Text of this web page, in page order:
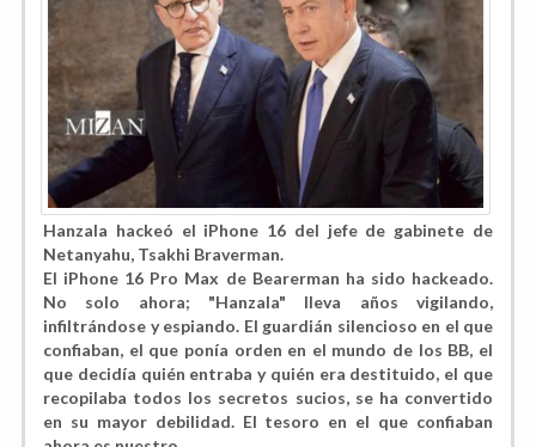
Hanzala hackeó el iPhone 16 del jefe de gabinete de
Netanyahu, Tsakhi Braverman.
El iPhone 16 Pro Max de Bearerman ha sido hackeado.
No solo ahora; "Hanzala" lleva años vigilando,
infiltrándose y espiando. El guardián silencioso en el que
confiaban, el que ponía orden en el mundo de los BB, el
que decidía quién entraba y quién era destituido, el que
recopilaba todos los secretos sucios, se ha convertido
en su mayor debilidad. El tesoro en el que confiaban